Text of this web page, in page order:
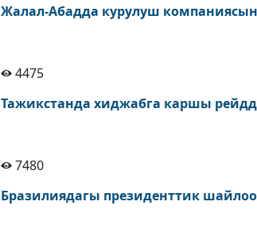
Жалал-Абадда курулуш
4475
Тажикстанда хиджабга каршы
7480
Бразилиядагы президенттик